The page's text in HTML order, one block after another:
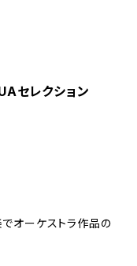
セレクション
オーケストラ作品の